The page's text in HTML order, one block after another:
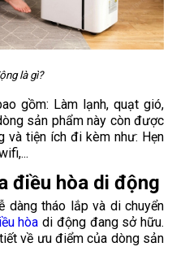
là gì?
gồm: Làm lạnh, quạt gió,
sản phẩm này còn được
và tiện ích đi kèm như: Hẹn
điều hòa di động
dàng tháo lắp và di chuyển
hòa di động đang sở hữu.
về ưu điểm của dòng sản